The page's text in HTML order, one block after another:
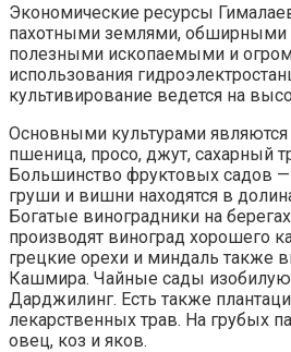
Экономические ресурсы
пахотными землями, обширными
полезными ископаемыми и
использования
культивирование ведется на
Основными культурами являются
пшеница, просо, джут, сахарный
Большинство фруктовых садов —
груши и вишни находятся в
Богатые виноградники на
производят виноград хорошего
грецкие орехи и миндаль также
Кашмира. Чайные сады
Дарджилинг. Есть также
лекарственных трав. На грубых
овец, коз и яков.